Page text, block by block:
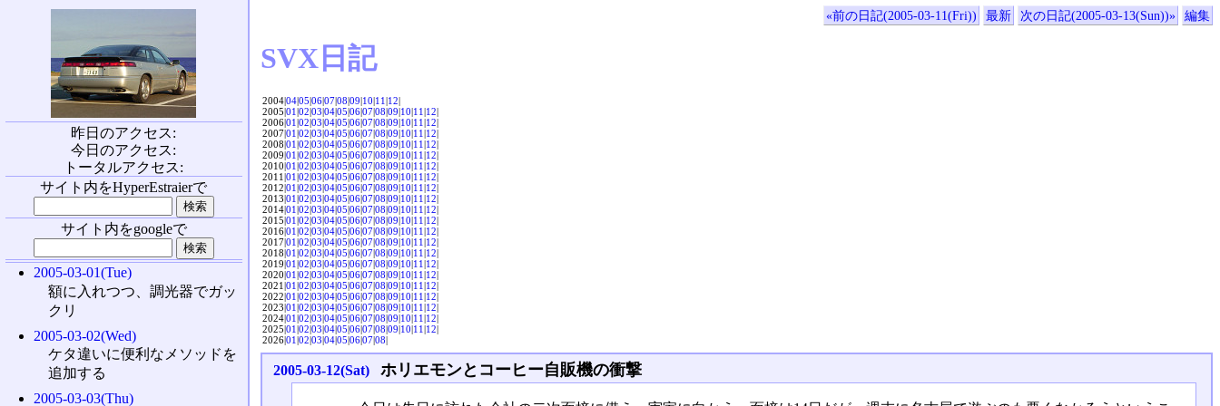
«前の日記(2005-03-11(Fri)) 最新 次の日記(2005-03-13(Sun))» 編集
SVX日記
2004|04|05|06|07|08|09|10|11|12|
2005|01|02|03|04|05|06|07|08|09|10|11|12|
2006|01|02|03|04|05|06|07|08|09|10|11|12|
2007|01|02|03|04|05|06|07|08|09|10|11|12|
2008|01|02|03|04|05|06|07|08|09|10|11|12|
2009|01|02|03|04|05|06|07|08|09|10|11|12|
2010|01|02|03|04|05|06|07|08|09|10|11|12|
2011|01|02|03|04|05|06|07|08|09|10|11|12|
2012|01|02|03|04|05|06|07|08|09|10|11|12|
2013|01|02|03|04|05|06|07|08|09|10|11|12|
2014|01|02|03|04|05|06|07|08|09|10|11|12|
2015|01|02|03|04|05|06|07|08|09|10|11|12|
2016|01|02|03|04|05|06|07|08|09|10|11|12|
2017|01|02|03|04|05|06|07|08|09|10|11|12|
2018|01|02|03|04|05|06|07|08|09|10|11|12|
2019|01|02|03|04|05|06|07|08|09|10|11|12|
2020|01|02|03|04|05|06|07|08|09|10|11|12|
2021|01|02|03|04|05|06|07|08|09|10|11|12|
2022|01|02|03|04|05|06|07|08|09|10|11|12|
2023|01|02|03|04|05|06|07|08|09|10|11|12|
2024|01|02|03|04|05|06|07|08|09|10|11|12|
2025|01|02|03|04|05|06|07|08|09|10|11|12|
2026|01|02|03|04|05|06|07|08|
2005-03-12(Sat) ホリエモンとコーヒー自販機の衝撃
昨日のアクセス:
今日のアクセス:
トータルアクセス:
サイト内をHyperEstraierで
サイト内をgoogleで
2005-03-01(Tue)
額に入れつつ、調光器でガッ
クリ
2005-03-02(Wed)
ケタ違いに便利なメソッドを
追加する
2005-03-03(Thu)